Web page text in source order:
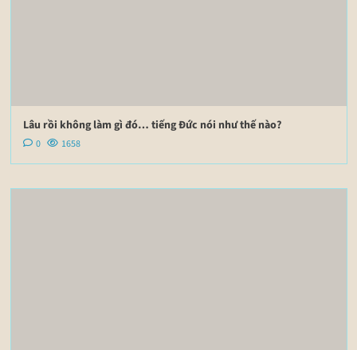
Lâu rồi không làm gì đó… tiếng Đức nói như thế nào?
0 1658